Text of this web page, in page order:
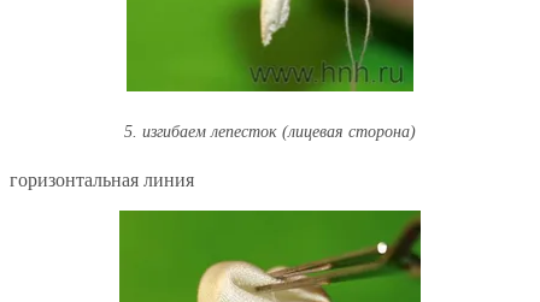
5. изгибаем лепесток (лицевая сторона)
горизонтальная линия